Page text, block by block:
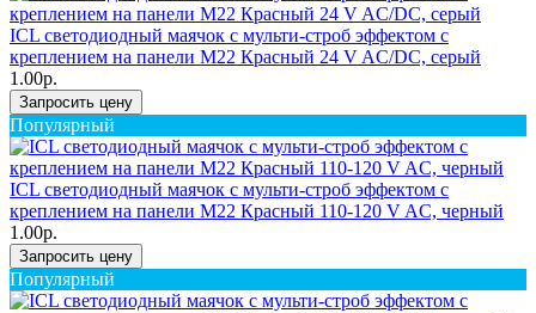
ICL светодиодный маячок с мульти-строб эффектом с
креплением на панели M22 Красный 24 V AC/DC, серый
1.00р.
Запросить цену
Популярный
ICL светодиодный маячок с мульти-строб эффектом с
креплением на панели M22 Красный 110-120 V AC, черный
1.00р.
Запросить цену
Популярный